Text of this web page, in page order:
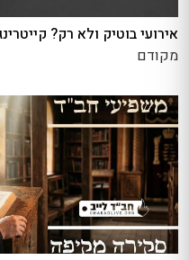
אירועי בוטיק ולא רק?
מקודם